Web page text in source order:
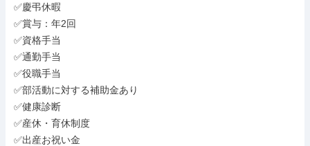
✅慶弔休暇
✅賞与：年2回
✅資格手当
✅通勤手当
✅役職手当
✅部活動に対する補助金あり
✅健康診断
✅産休・育休制度
✅出産お祝い金